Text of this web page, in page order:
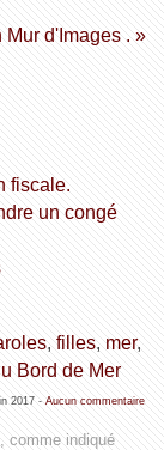
d'Images . »
fiscale.
un congé
, filles, mer,
Bord de Mer
2017- Aucun commentaire
comme indiqué